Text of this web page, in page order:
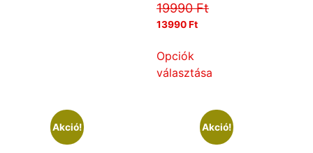
19990Ft
13990Ft
Opciók
választása
Akció! Akció!